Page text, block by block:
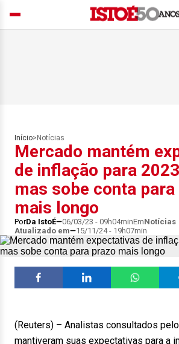
Início> Notícias
Mercado mantém
de inflação para
mas sobe conta
mais longo
PorDa IstoÉ 06/03/23 - 09h04minEmNotícias
Atualizado em
15/11/24 - 19h07min
(Reuters) – Analistas consultados
mantiveram suas expectativas para a